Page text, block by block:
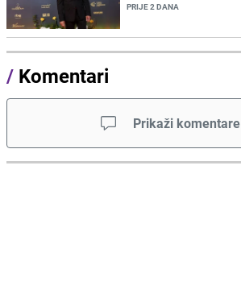
PRIJE 2 DANA
/ Komentari
Prikaži komentare